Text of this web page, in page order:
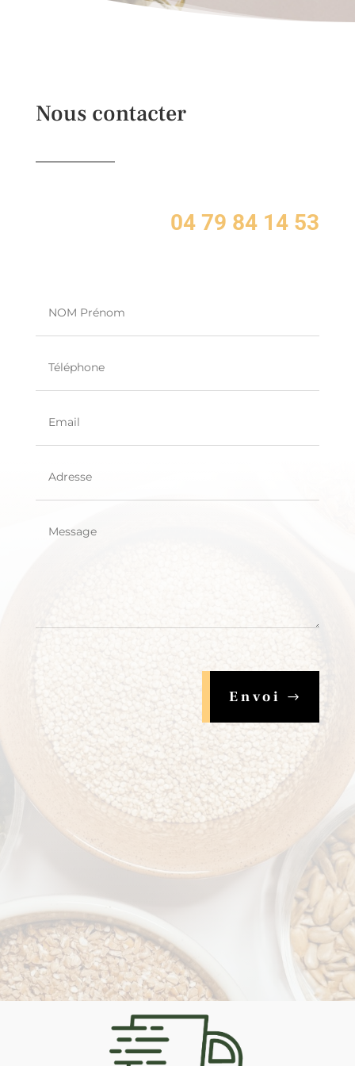
Nous contacter
04 79 84 14 53
Envoi